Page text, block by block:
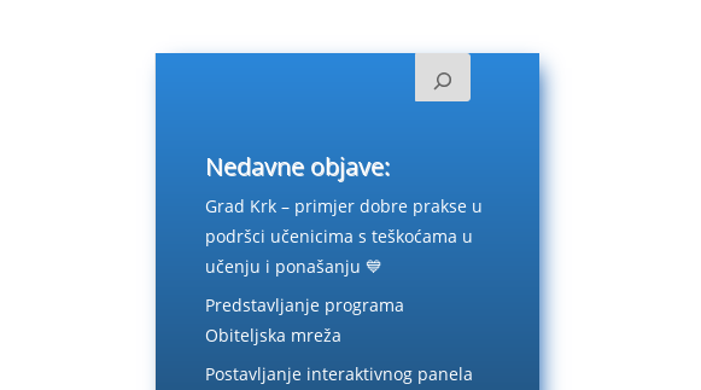
Nedavne objave:
Grad Krk – primjer dobre prakse u
podršci učenicima s teškoćama u
učenju i ponašanju 💙
Predstavljanje programa
Obiteljska mreža
Postavljanje interaktivnog panela